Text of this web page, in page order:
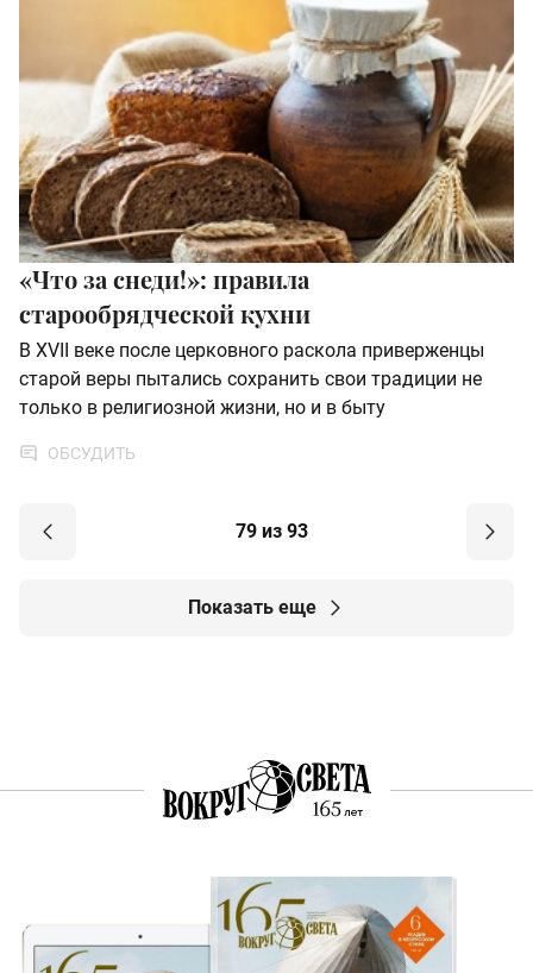
«Что за снеди!»: правила
старообрядческой кухни
В XVII веке после церковного раскола приверженцы
старой веры пытались сохранить свои традиции не
только в религиозной жизни, но и в быту
ОБСУДИТЬ
79 из 93
Показать еще